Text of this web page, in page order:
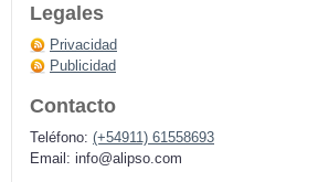
Legales
Privacidad
Publicidad
Contacto
Teléfono: (+54911) 61558693
Email: info@alipso.com